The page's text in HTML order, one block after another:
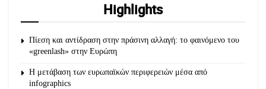
Highlights
Πίεση και αντίδραση στην πράσινη αλλαγή: το φαινόμενο του
«greenlash» στην Ευρώπη
Η μετάβαση των ευρωπαϊκών περιφερειών μέσα από
infographics